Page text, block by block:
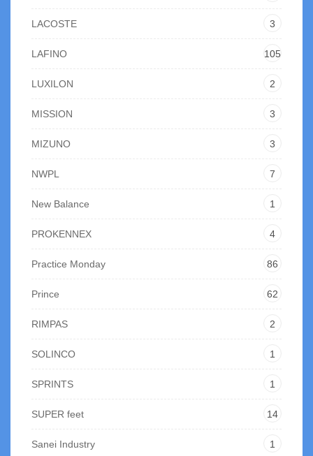
LACOSTE 3
LAFINO 105
LUXILON 2
MISSION 3
MIZUNO 3
NWPL 7
New Balance 1
PROKENNEX 4
Practice Monday 86
Prince 62
RIMPAS 2
SOLINCO 1
SPRINTS 1
SUPER feet 14
Sanei Industry 1